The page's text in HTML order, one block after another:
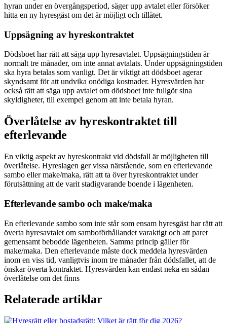
hyran under en övergångsperiod, säger upp avtalet eller försöker
hitta en ny hyresgäst om det är möjligt och tillåtet.
Uppsägning av hyreskontraktet
Dödsboet har rätt att säga upp hyresavtalet. Uppsägningstiden är
normalt tre månader, om inte annat avtalats. Under uppsägningstiden
ska hyra betalas som vanligt. Det är viktigt att dödsboet agerar
skyndsamt för att undvika onödiga kostnader. Hyresvärden har
också rätt att säga upp avtalet om dödsboet inte fullgör sina
skyldigheter, till exempel genom att inte betala hyran.
Överlåtelse av hyreskontraktet till
efterlevande
En viktig aspekt av hyreskontrakt vid dödsfall är möjligheten till
överlåtelse. Hyreslagen ger vissa närstående, som en efterlevande
sambo eller make/maka, rätt att ta över hyreskontraktet under
förutsättning att de varit stadigvarande boende i lägenheten.
Efterlevande sambo och make/maka
En efterlevande sambo som inte står som ensam hyresgäst har rätt att
överta hyresavtalet om samboförhållandet varaktigt och att paret
gemensamt bebodde lägenheten. Samma princip gäller för
make/maka. Den efterlevande måste dock meddela hyresvärden
inom en viss tid, vanligtvis inom tre månader från dödsfallet, att de
önskar överta kontraktet. Hyresvärden kan endast neka en sådan
överlåtelse om det finns
Relaterade artiklar